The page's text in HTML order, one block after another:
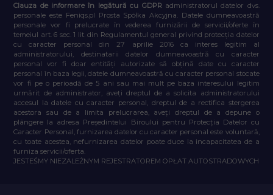
Clauza de informare în legătură cu GDPR administratorul datelor dvs.
personale este Feniqs.pl Prosta Spółka Akcyjna. Datele dumneavoastră
personale vor fi prelucrate în vederea furnizării de servicii/oferte în
temeiul art. 6 sec. 1 lit. din Regulamentul general privind protecția datelor
cu caracter personal din 27 aprilie 2016 ca interes legitim al
administratorului, destinatarii datelor dumneavoastră cu caracter
personal vor fi doar entități autorizate să obțină date cu caracter
personal în baza legii, datele dumneavoastră cu caracter personal stocate
vor fi pe o perioadă de 5 ani sau mai mult pe baza interesului legitim
urmărit de administrator, aveți dreptul de a solicita administratorului
accesul la datele cu caracter personal, dreptul de a rectifica ștergerea
acestora sau de a limita prelucrarea, aveți dreptul de a depune o
plângere la adresa Președintelui Biroului pentru Protecția Datelor cu
Caracter Personal, furnizarea datelor cu caracter personal este voluntară,
cu toate acestea, nefurnizarea datelor poate duce la incapacitatea de a
furniza servicii/oferta.
JESTEŚMY NIEZALEŻNYM REJESTRATOREM OPŁAT AUTOSTRADOWYCH